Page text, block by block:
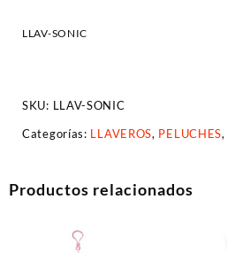
LLAV-SONIC
SKU: LLAV-SONIC
Categorías: LLAVEROS, PELUCHES,
Productos relacionados